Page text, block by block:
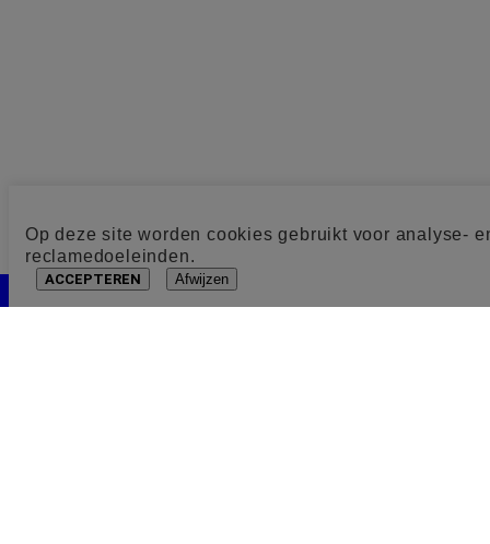
Op deze site worden cookies gebruikt voor analyse-
reclamedoeleinden.
ACCEPTEREN Afwijzen
Cookie toestemming